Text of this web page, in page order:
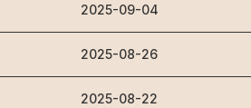
2025-09-04
2025-08-26
2025-08-22